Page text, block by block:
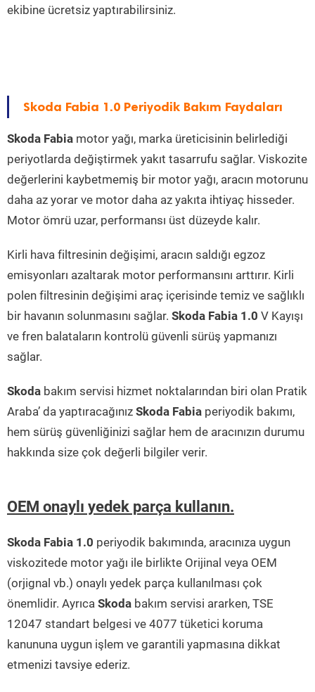
ekibine ücretsiz yaptırabilirsiniz.
Skoda Fabia 1.0 Periyodik Bakım Faydaları
Skoda Fabia motor yağı, marka üreticisinin belirlediği
periyotlarda değiştirmek yakıt tasarrufu sağlar. Viskozite
değerlerini kaybetmemiş bir motor yağı, aracın motorunu
daha az yorar ve motor daha az yakıta ihtiyaç hisseder.
Motor ömrü uzar, performansı üst düzeyde kalır.
Kirli hava filtresinin değişimi, aracın saldığı egzoz
emisyonları azaltarak motor performansını arttırır. Kirli
polen filtresinin değişimi araç içerisinde temiz ve sağlıklı
bir havanın solunmasını sağlar. Skoda Fabia 1.0 V Kayışı
ve fren balataların kontrolü güvenli sürüş yapmanızı
sağlar.
Skoda bakım servisi hizmet noktalarından biri olan Pratik
Araba’ da yaptıracağınız Skoda Fabia periyodik bakımı,
hem sürüş güvenliğinizi sağlar hem de aracınızın durumu
hakkında size çok değerli bilgiler verir.
OEM onaylı yedek parça kullanın.
Skoda Fabia 1.0 periyodik bakımında, aracınıza uygun
viskozitede motor yağı ile birlikte Orijinal veya OEM
(orjignal vb.) onaylı yedek parça kullanılması çok
önemlidir. Ayrıca Skoda bakım servisi ararken, TSE
12047 standart belgesi ve 4077 tüketici koruma
kanununa uygun işlem ve garantili yapmasına dikkat
etmenizi tavsiye ederiz.